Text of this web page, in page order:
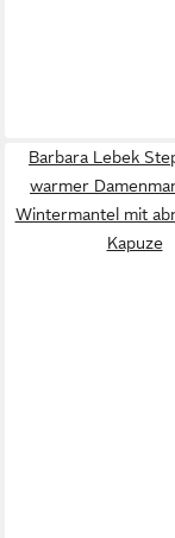
Barbara Lebek
warmer
Wintermantel mit
Kapuze